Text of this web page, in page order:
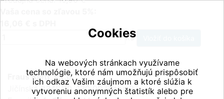
ks
Fraus Klett, s.r.o.
Jičínská 2348/10, 130 00 Praha 3
Cookies
Na webových stránkach využívame
technológie, ktoré nám umožňujú prispôsobiť
ich odkaz Vašim záujmom a ktoré slúžia k
vytvoreniu anonymných štatistík alebo pre